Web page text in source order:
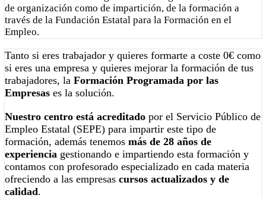
de organización como de impartición, de la formación a
través de la Fundación Estatal para la Formación en el
Empleo.
Tanto si eres trabajador y quieres formarte a coste 0€ como
si eres una empresa y quieres mejorar la formación de tus
trabajadores, la Formación Programada por las
Empresas es la solución.
Nuestro centro está acreditado por el Servicio Público de
Empleo Estatal (SEPE) para impartir este tipo de
formación, además tenemos más de 28 años de
experiencia gestionando e impartiendo esta formación y
contamos con profesorado especializado en cada materia
ofreciendo a las empresas cursos actualizados y de
calidad.